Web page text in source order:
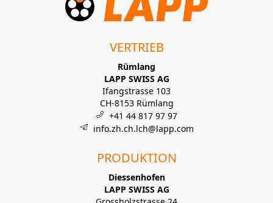
VERTRIEB
Rümlang
LAPP SWISS AG
Ifangstrasse 103
CH-8153 Rümlang
+41 44 817 97 97
info.zh.ch.lch@lapp.com
PRODUKTION
Diessenhofen
LAPP SWISS AG